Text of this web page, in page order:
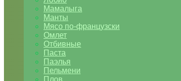
Мамалыга
Манты
Мясо по-французски
Омлет
Отбивные
Паста
Паэлья
Пельмени
Плов